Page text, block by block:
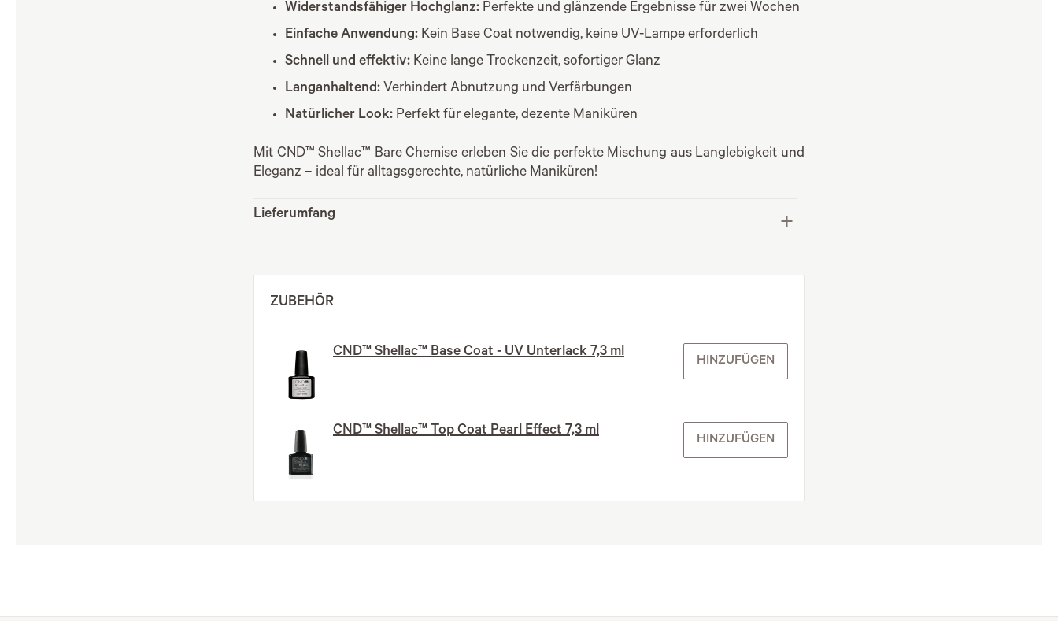
Widerstandsfähiger Hochglanz: Perfekte und glänzende Ergebnisse für zwei Wochen
Einfache Anwendung: Kein Base Coat notwendig, keine UV-Lampe erforderlich
Schnell und effektiv: Keine lange Trockenzeit, sofortiger Glanz
Langanhaltend: Verhindert Abnutzung und Verfärbungen
Natürlicher Look: Perfekt für elegante, dezente Maniküren
Mit CND™ Shellac™ Bare Chemise erleben Sie die perfekte Mischung aus Langlebigkeit und
Eleganz – ideal für alltagsgerechte, natürliche Maniküren!
Lieferumfang
ZUBEHÖR
CND™ Shellac™ Base Coat - UV Unterlack 7,3 ml
HINZUFÜGEN
CND™ Shellac™ Top Coat Pearl Effect 7,3 ml
HINZUFÜGEN